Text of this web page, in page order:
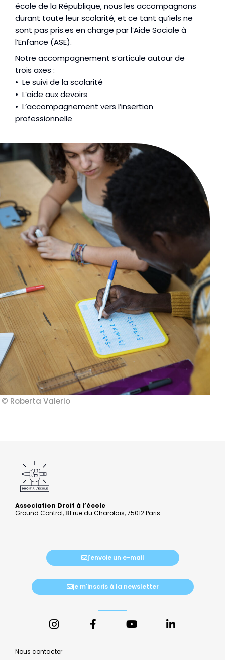
© Roberta Valerio
école de la République, nous les accompagnons
durant toute leur scolarité, et ce tant qu’iels ne
sont pas pris.es en charge par l’Aide Sociale à
l’Enfance (ASE).
Notre accompagnement s’articule autour de
trois axes :
• Le suivi de la scolarité
• L’aide aux devoirs
• L’accompagnement vers l’insertion
professionnelle
Association Droit à l’école
Ground Control, 81 rue du Charolais, 75012 Paris
j'envoie un e-mail
je m'inscris à la newsletter
Nous contacter